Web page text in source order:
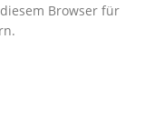
Browser für